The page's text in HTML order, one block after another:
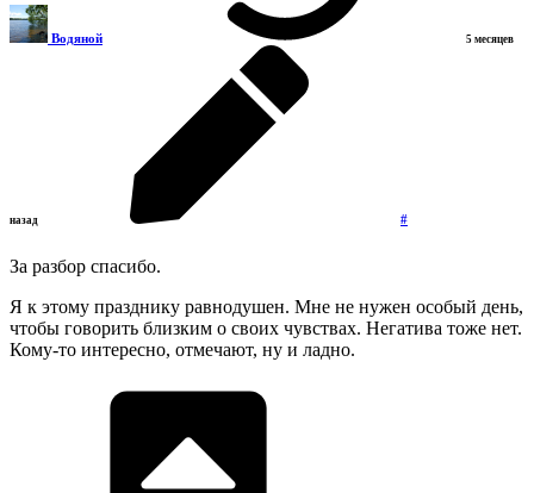
Водяной 5 месяцев
назад #
За разбор спасибо.
Я к этому празднику равнодушен. Мне не нужен особый день,
чтобы говорить близким о своих чувствах. Негатива тоже нет.
Кому-то интересно, отмечают, ну и ладно.